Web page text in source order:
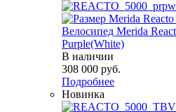
Велосипед Merida
Purple(White)
В наличии
308 000 руб.
Подробнее
Новинка